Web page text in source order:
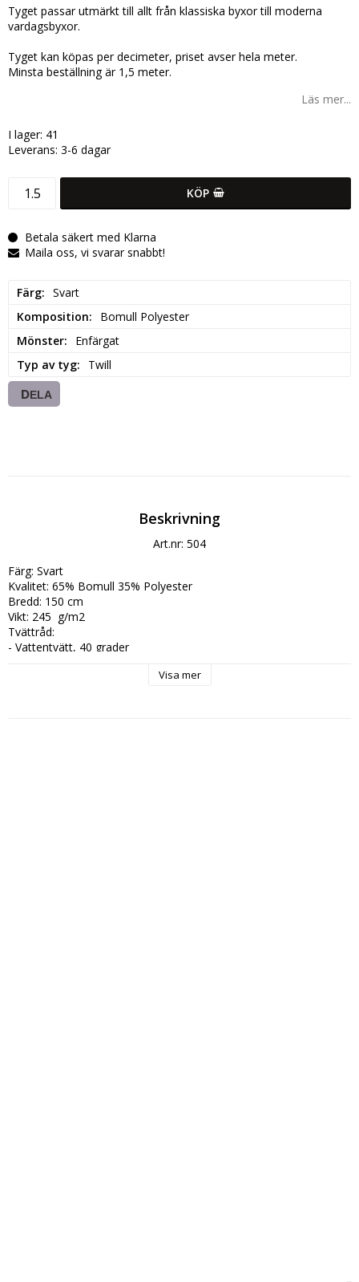
Tyget passar utmärkt till allt från klassiska byxor till moderna
vardagsbyxor.
Tyget kan köpas per decimeter, priset avser hela meter.
Minsta beställning är 1,5 meter.
Läs mer...
I lager: 41
Leverans: 3-6 dagar
KÖP
Betala säkert med Klarna
Maila oss, vi svarar snabbt!
Färg
Svart
Komposition
Bomull Polyester
Mönster
Enfärgat
Typ av tyg
Twill
DELA
Beskrivning
Art.nr: 504
Färg: Svart
Kvalitet: 65% Bomull 35% Polyester
Bredd: 150 cm
Vikt: 245  g/m2
Tvättråd:
- Vattentvätt, 40 grader
Visa mer